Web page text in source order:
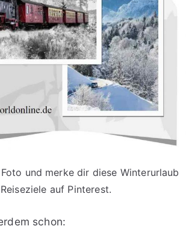
und merke dir diese Winterurlaub
Reiseziele auf Pinterest.
schon: